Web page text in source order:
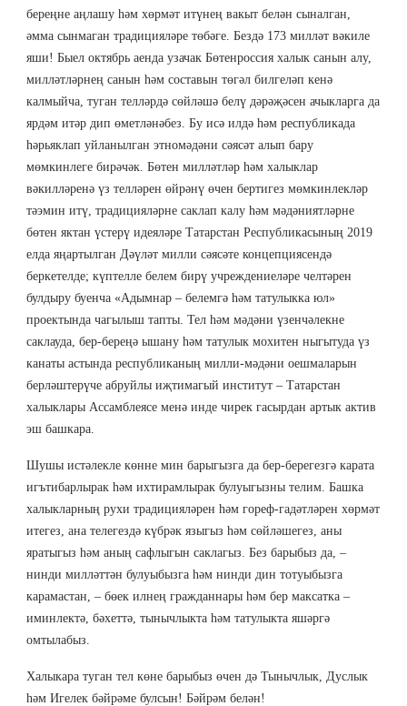
береңне аңлашу һәм хөрмәт итүнең вакыт белән сыналган,
әмма сынмаган традицияләре төбәге. Бездә 173 милләт вәкиле
яши! Быел октябрь аенда узачак Бөтенроссия халык санын алу,
милләтләрнең санын һәм составын төгәл билгеләп кенә
калмыйча, туган телләрдә сөйләшә белү дәрәҗәсен ачыкларга да
ярдәм итәр дип өметләнәбез. Бу исә илдә һәм республикада
һәрьяклап уйланылган этномәдәни сәясәт алып бару
мөмкинлеге бирәчәк. Бөтен милләтләр һәм халыклар
вәкилләренә үз телләрен өйрәнү өчен бертигез мөмкинлекләр
тәэмин итү, традицияләрне саклап калу һәм мәдәниятләрне
бөтен яктан үстерү идеяләре Татарстан Республикасының 2019
елда яңартылган Дәүләт милли сәясәте концепциясендә
беркетелде; күптелле белем бирү учреждениеләре челтәрен
булдыру буенча «Адымнар – белемгә һәм татулыкка юл»
проектында чагылыш тапты. Тел һәм мәдәни үзенчәлекне
саклауда, бер-береңә ышану һәм татулык мохитен ныгытуда үз
канаты астында республиканың милли-мәдәни оешмаларын
берләштерүче абруйлы иҗтимагый институт – Татарстан
халыклары Ассамблеясе менә инде чирек гасырдан артык актив
эш башкара.
Шушы истәлекле көнне мин барыгызга да бер-берегезгә карата
игътибарлырак һәм ихтирамлырак булуыгызны телим. Башка
халыкларның рухи традицияләрен һәм гореф-гадәтләрен хөрмәт
итегез, ана телегездә күбрәк языгыз һәм сөйләшегез, аны
яратыгыз һәм аның сафлыгын саклагыз. Без барыбыз да, –
нинди милләттән булуыбызга һәм нинди дин тотуыбызга
карамастан, – бөек илнең гражданнары һәм бер максатка –
иминлектә, бәхеттә, тынычлыкта һәм татулыкта яшәргә
омтылабыз.
Халыкара туган тел көне барыбыз өчен дә Тынычлык, Дуслык
һәм Игелек бәйрәме булсын! Бәйрәм белән!